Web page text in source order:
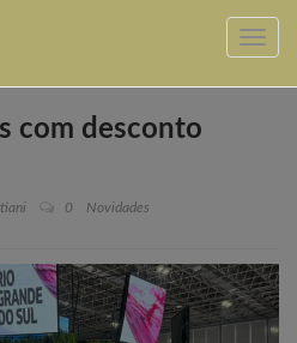
com desconto
0 Novidades